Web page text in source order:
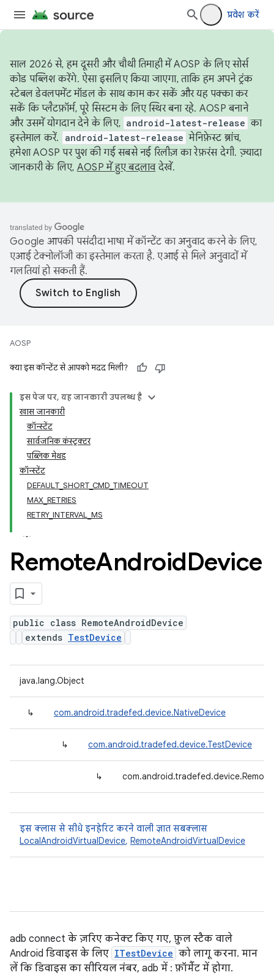
प्रवेश करें
साल 2026 से, हम दूसरी और चौथी तिमाही में AOSP के लिए सोर्स
कोड पब्लिश करेंगे. ऐसा इसलिए किया जाएगा, ताकि हम अपने ट्रंक
स्टेबल डेवलपमेंट मॉडल के साथ काम कर सकें और यह पक्का कर
सकें कि प्लैटफ़ॉर्म, पूरे सिस्टम के लिए स्थिर बना रहे. AOSP बनाने
और उसमें योगदान देने के लिए, android-latest-release का
इस्तेमाल करें.
android-latest-release मेनिफ़ेस्ट ब्रांच,
हमेशा AOSP पर पुश की गई सबसे नई रिलीज़ का रेफ़रंस देगी. ज़्यादा
जानकारी के लिए, AOSP में हुए बदलावदेखें.
Google आपकी पसंदीदा भाषा में कॉन्टेंट का अनुवाद करने के लिए,
एआई टेक्नोलॉजी का इस्तेमाल करता है. एआई से मिले अनुवादों में
गलतियां हो सकती हैं.
AOSP
क्या इस कॉन्टेंट से आपको मदद मिली?
इस पेज पर, यह जानकारी उपलब्ध है
खास जानकारी
कॉन्स्टेंट
सार्वजनिक कंस्ट्रक्टर
पब्लिक मेथड
कॉन्स्टेंट
DEFAULT_SHORT_CMD_TIMEOUT
MAX_RETRIES
RETRY_INTERVAL_MS
RemoteAndroidDevice
public class RemoteAndroidDevice
extends TestDevice
java.lang.Object
↳ com.android.tradefed.device.NativeDevice
↳ com.android.tradefed.device.TestDevice
↳
इस क्लास से सीधे इनहेरिट करने वाली ज्ञात सबक्लास
LocalAndroidVirtualDevice, RemoteAndroidVirtualDevice
adb connect के ज़रिए कनेक्ट किए गए, फ़ुल स्टैक वाले
Android डिवाइस के लिए ITestDevice को लागू करना. मान
लें कि डिवाइस का सीरियल नंबर, adb में : फ़ॉर्मैट में होगा.